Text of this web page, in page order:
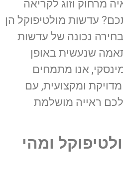
מרחוק וזוג לקריאה
עדשות מולטיפוקל הן
נכונה של עדשות
שנעשית באופן
אנו מתמחים
ומקצועית, עם
ראייה מושלמת
ומהי